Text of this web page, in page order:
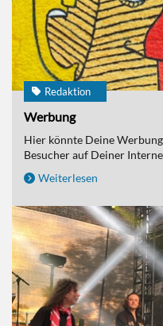
Redaktion
Werbung
Hier könnte Deine
Besucher auf Deiner
Weiterlesen